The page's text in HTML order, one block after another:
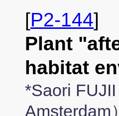
[P2-144]
Plant
habitat
*Saori
Amsterdam